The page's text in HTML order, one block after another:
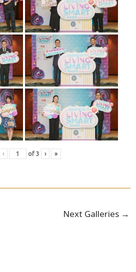
‹ of 3 › »
Next Galleries →